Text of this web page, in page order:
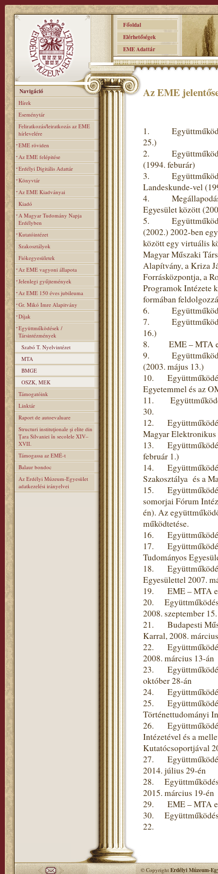
Főoldal
Elérhetőségek
EME Adattár
Navigáció
Hírek
Eseménytár
Feliratkozás/leiratkozás az EME
hírlevelére
EME röviden
Az EME felépitése
Erdélyi Digitális Adattár
Könyvtár
Az EME Kiadványai
Kiadó
A Magyar Tudomány Napja
Erdélyben
Kutatóintézet
Szakosztályok
Fiókegyesületek
Az EME vagyoni állapota
Jelenlegi gyűjtemények
Az EME 150 éves jubileuma
Gr. Mikó Imre Alapitvány
Díjak
Együttműködések /
Társintézmények
Szabó T. Nyelvintézet
MTA
BMGE
OSZK, MEK
Támogatóink
Linktár
Raport de autoevaluare
Structuri instituţionale şi elite din
Ţara Silvaniei în secolele XIV–
XVII.
Támogassa az EMÉ-t
Balaur bondoc
Az Erdélyi Múzeum-Egyesület
adatkezelési irányelvei
Az EME
1. Együttműködési
25.)
2. Együttműködési
(1994. feburár)
3. Együttműködési
Landeskunde-vel
4. Megállapodás a
Egyesület között
5. Együttműködés
(2002.) 2002-ben
között egy virtuális
Magyar Műszaki
Alapítvány, a Kriza
Forrásközpontja, a
Programok Intézete
formában
6. Együttműködési
7. Együttműködési
16.)
8. EME – MTA
9. Együttműködési
(2003. május 13.)
10.
Egyetemmel és az
11.
30.
12.
Magyar
13.
február 1.)
14.
Szakosztálya és a
15.
somorjai Fórum
én). Az
működtetése.
16.
17.
Tudományos
18.
Egyesülettel 2007.
19. EME – MTA
20. Együttműködési
2008. szeptember 15.
21. Budapesti
Karral, 2008.
22.
2008. március 13-án
23.
október 28-án
24.
25.
Történettudományi
26.
Intézetével és a
Kutatócsoportjával
27.
2014. július 29-én
28. Együttműködési
2015. március 19-én
29. EME – MTA
30. Együttműködési
22.
© CopyrightErdélyi Múzeum-